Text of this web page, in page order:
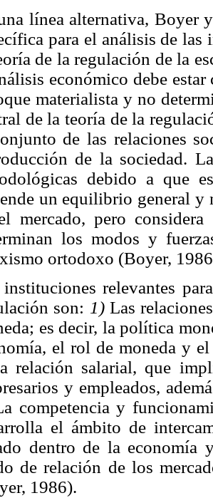
línea alternativa, Boyer
para el análisis de las
de la regulación de la
económico debe
materialista y no
de la teoría de la
de las relaciones
de la sociedad.
debido a que
un equilibrio general y
mercado, pero
los modos y
ortodoxo (Boyer,
relevantes
son: 1)Las
es decir, la política
el rol de moneda y
relación salarial, que
y empleados,
competencia y
el ámbito de
dentro de la
de relación de los
1986).